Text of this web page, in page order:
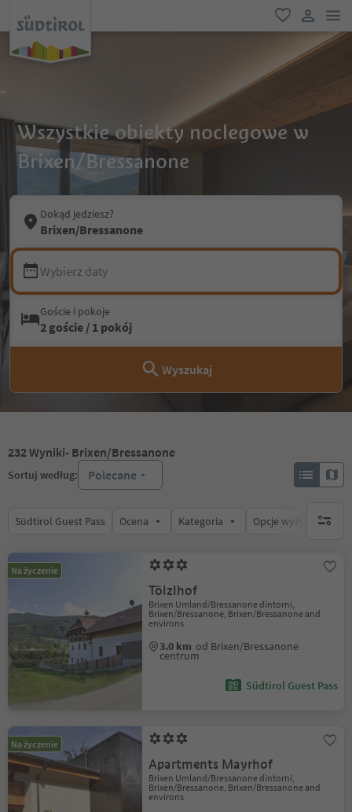
ulubione
link
Wszystkie obiekty noclegowe w
Brixen/Bressanone
Dokąd jedziesz?
Brixen/Bressanone
Wybierz daty
Goście i pokoje
2 goście / 1 pokój
Wyszukaj
232Wyniki- Brixen/Bressanone
Sortuj według: Polecane
Südtirol Guest Pass Ocena Kategoria Opcje wyżywieniabrak
Na życzenie
Tölzlhof
Brixen Umland/Bressanone dintorni,
Brixen/Bressanone, Brixen/Bressanone and
environs
3.0 km od Brixen/Bressanone
centrum
Südtirol Guest Pass
Na życzenie
Apartments Mayrhof
Brixen Umland/Bressanone dintorni,
Brixen/Bressanone, Brixen/Bressanone and
environs